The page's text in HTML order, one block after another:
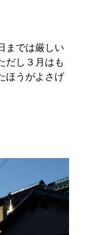
までは厳しい
だし３月はも
ほうがよさげ